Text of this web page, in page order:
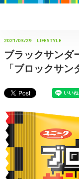
2021/03/29 LIFESTYLE
ブラックサンダ
「ブロックサン